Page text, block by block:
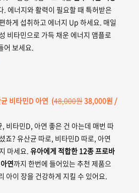
. 에너지와 활력이 필요할 때 특허받은
하게 섭취하고 에너지 Up 하세요. 매일
비타민으로 가득 채운 에너지 앰플로
어 보세요.
비타민D 아연 (48,000원38,000원 /
비타민D, 아연 좋은 건 아는데 매번 따
죠? 유산균 따로, 비타민D 따로, 아연
마세요. 유아에게 적합한 12종 프로바
연까지 한번에 들어있는 추천 제품으
아이 장을 건강하게 지킬 수 있어요.